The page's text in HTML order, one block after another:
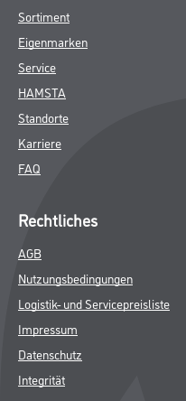
Sortiment
Eigenmarken
Service
HAMSTA
Standorte
Karriere
FAQ
Rechtliches
AGB
Nutzungsbedingungen
Logistik- und Servicepreisliste
Impressum
Datenschutz
Integrität